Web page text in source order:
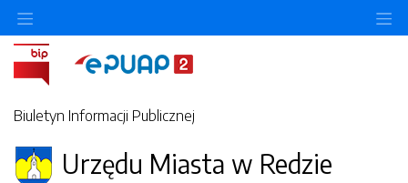
Biuletyn Informacji Publicznej
Urzędu Miasta w Redzie